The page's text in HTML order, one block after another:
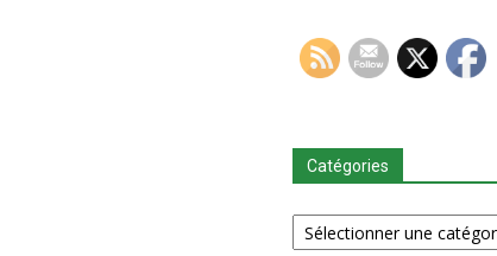
Catégories
Catégories